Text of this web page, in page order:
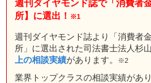
週刊ダイヤモンド誌で「消費者
所】に選出！ ※1
週刊ダイヤモンド誌より「消費者
所」に選出された司法書士法人杉山
上の相談実績があります。 ※2
業界トップクラスの相談実績があ